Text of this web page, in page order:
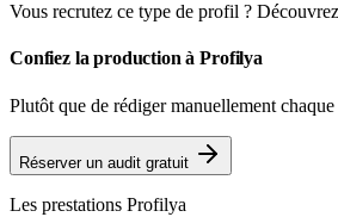
Vous recrutez ce type de profil ?
Confiez la production à Profilya
Plutôt que de rédiger manuellement
Réserver un audit gratuit
Les prestations Profilya